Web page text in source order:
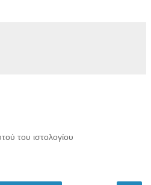
του ιστολογίου